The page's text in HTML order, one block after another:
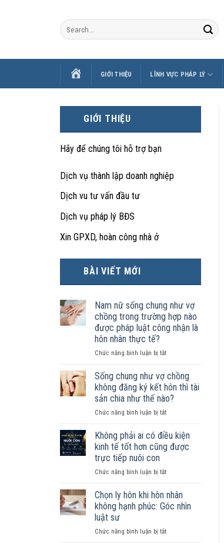
TRANGGIỚI THIỆU LĨNH VỰC PHÁP LÝ
GIỚI THIỆU
Hãy để chúng tôi hỗ trợ bạn
Dịch vụ thành lập doanh nghiệp
Dịch vu tư vấn đầu tư
Dịch vụ pháp lý BĐS
Xin GPXD, hoàn công nhà ở
BÀI VIẾT MỚI
Nam nữ sống chung như vợ
chồng trong trường hợp nào
được pháp luật công nhận là
hôn nhân thực tế?
Chức năng bình luận bị tắtở
nữ
sống
chung
như
vợ
trong
trường
hợp
được
luật
công
hôn
Sống chung như vợ chồng
không đăng ký kết hôn thì tài
sản chia như thế nào?
Chức năng bình luận bị tắtở
chung
như
vợ
không
ký
kết
hôn
tài
Không phải ai có điều kiện
kinh tế tốt hơn cũng được
trực tiếp nuôi con
Chức năng bình luận bị tắtở
phải
ai
có
kiện
Chọn ly hôn khi hôn nhân
không hạnh phúc: Góc nhìn
luật sư
Chức năng bình luận bị tắtở